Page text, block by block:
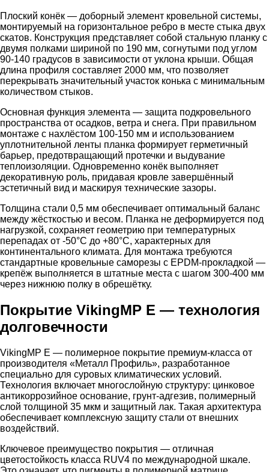
Плоский конёк — доборный элемент кровельной системы,
монтируемый на горизонтальное ребро в месте стыка двух
скатов. Конструкция представляет собой стальную планку с
двумя полками шириной по 190 мм, согнутыми под углом
90-140 градусов в зависимости от уклона крыши. Общая
длина профиля составляет 2000 мм, что позволяет
перекрывать значительный участок конька с минимальным
количеством стыков.
Основная функция элемента — защита подкровельного
пространства от осадков, ветра и снега. При правильном
монтаже с нахлёстом 100-150 мм и использованием
уплотнительной ленты планка формирует герметичный
барьер, предотвращающий протечки и выдувание
теплоизоляции. Одновременно конёк выполняет
декоративную роль, придавая кровле завершённый
эстетичный вид и маскируя технические зазоры.
Толщина стали 0,5 мм обеспечивает оптимальный баланс
между жёсткостью и весом. Планка не деформируется под
нагрузкой, сохраняет геометрию при температурных
перепадах от -50°C до +80°C, характерных для
континентального климата. Для монтажа требуются
стандартные кровельные саморезы с EPDM-прокладкой —
крепёж выполняется в штатные места с шагом 300-400 мм
через нижнюю полку в обрешётку.
Покрытие VikingMP E — технология
долговечности
VikingMP E — полимерное покрытие премиум-класса от
производителя «Металл Профиль», разработанное
специально для суровых климатических условий.
Технология включает многослойную структуру: цинковое
антикоррозийное основание, грунт-адгезив, полимерный
слой толщиной 35 мкм и защитный лак. Такая архитектура
обеспечивает комплексную защиту стали от внешних
воздействий.
Ключевое преимущество покрытия — отличная
цветостойкость класса RUV4 по международной шкале.